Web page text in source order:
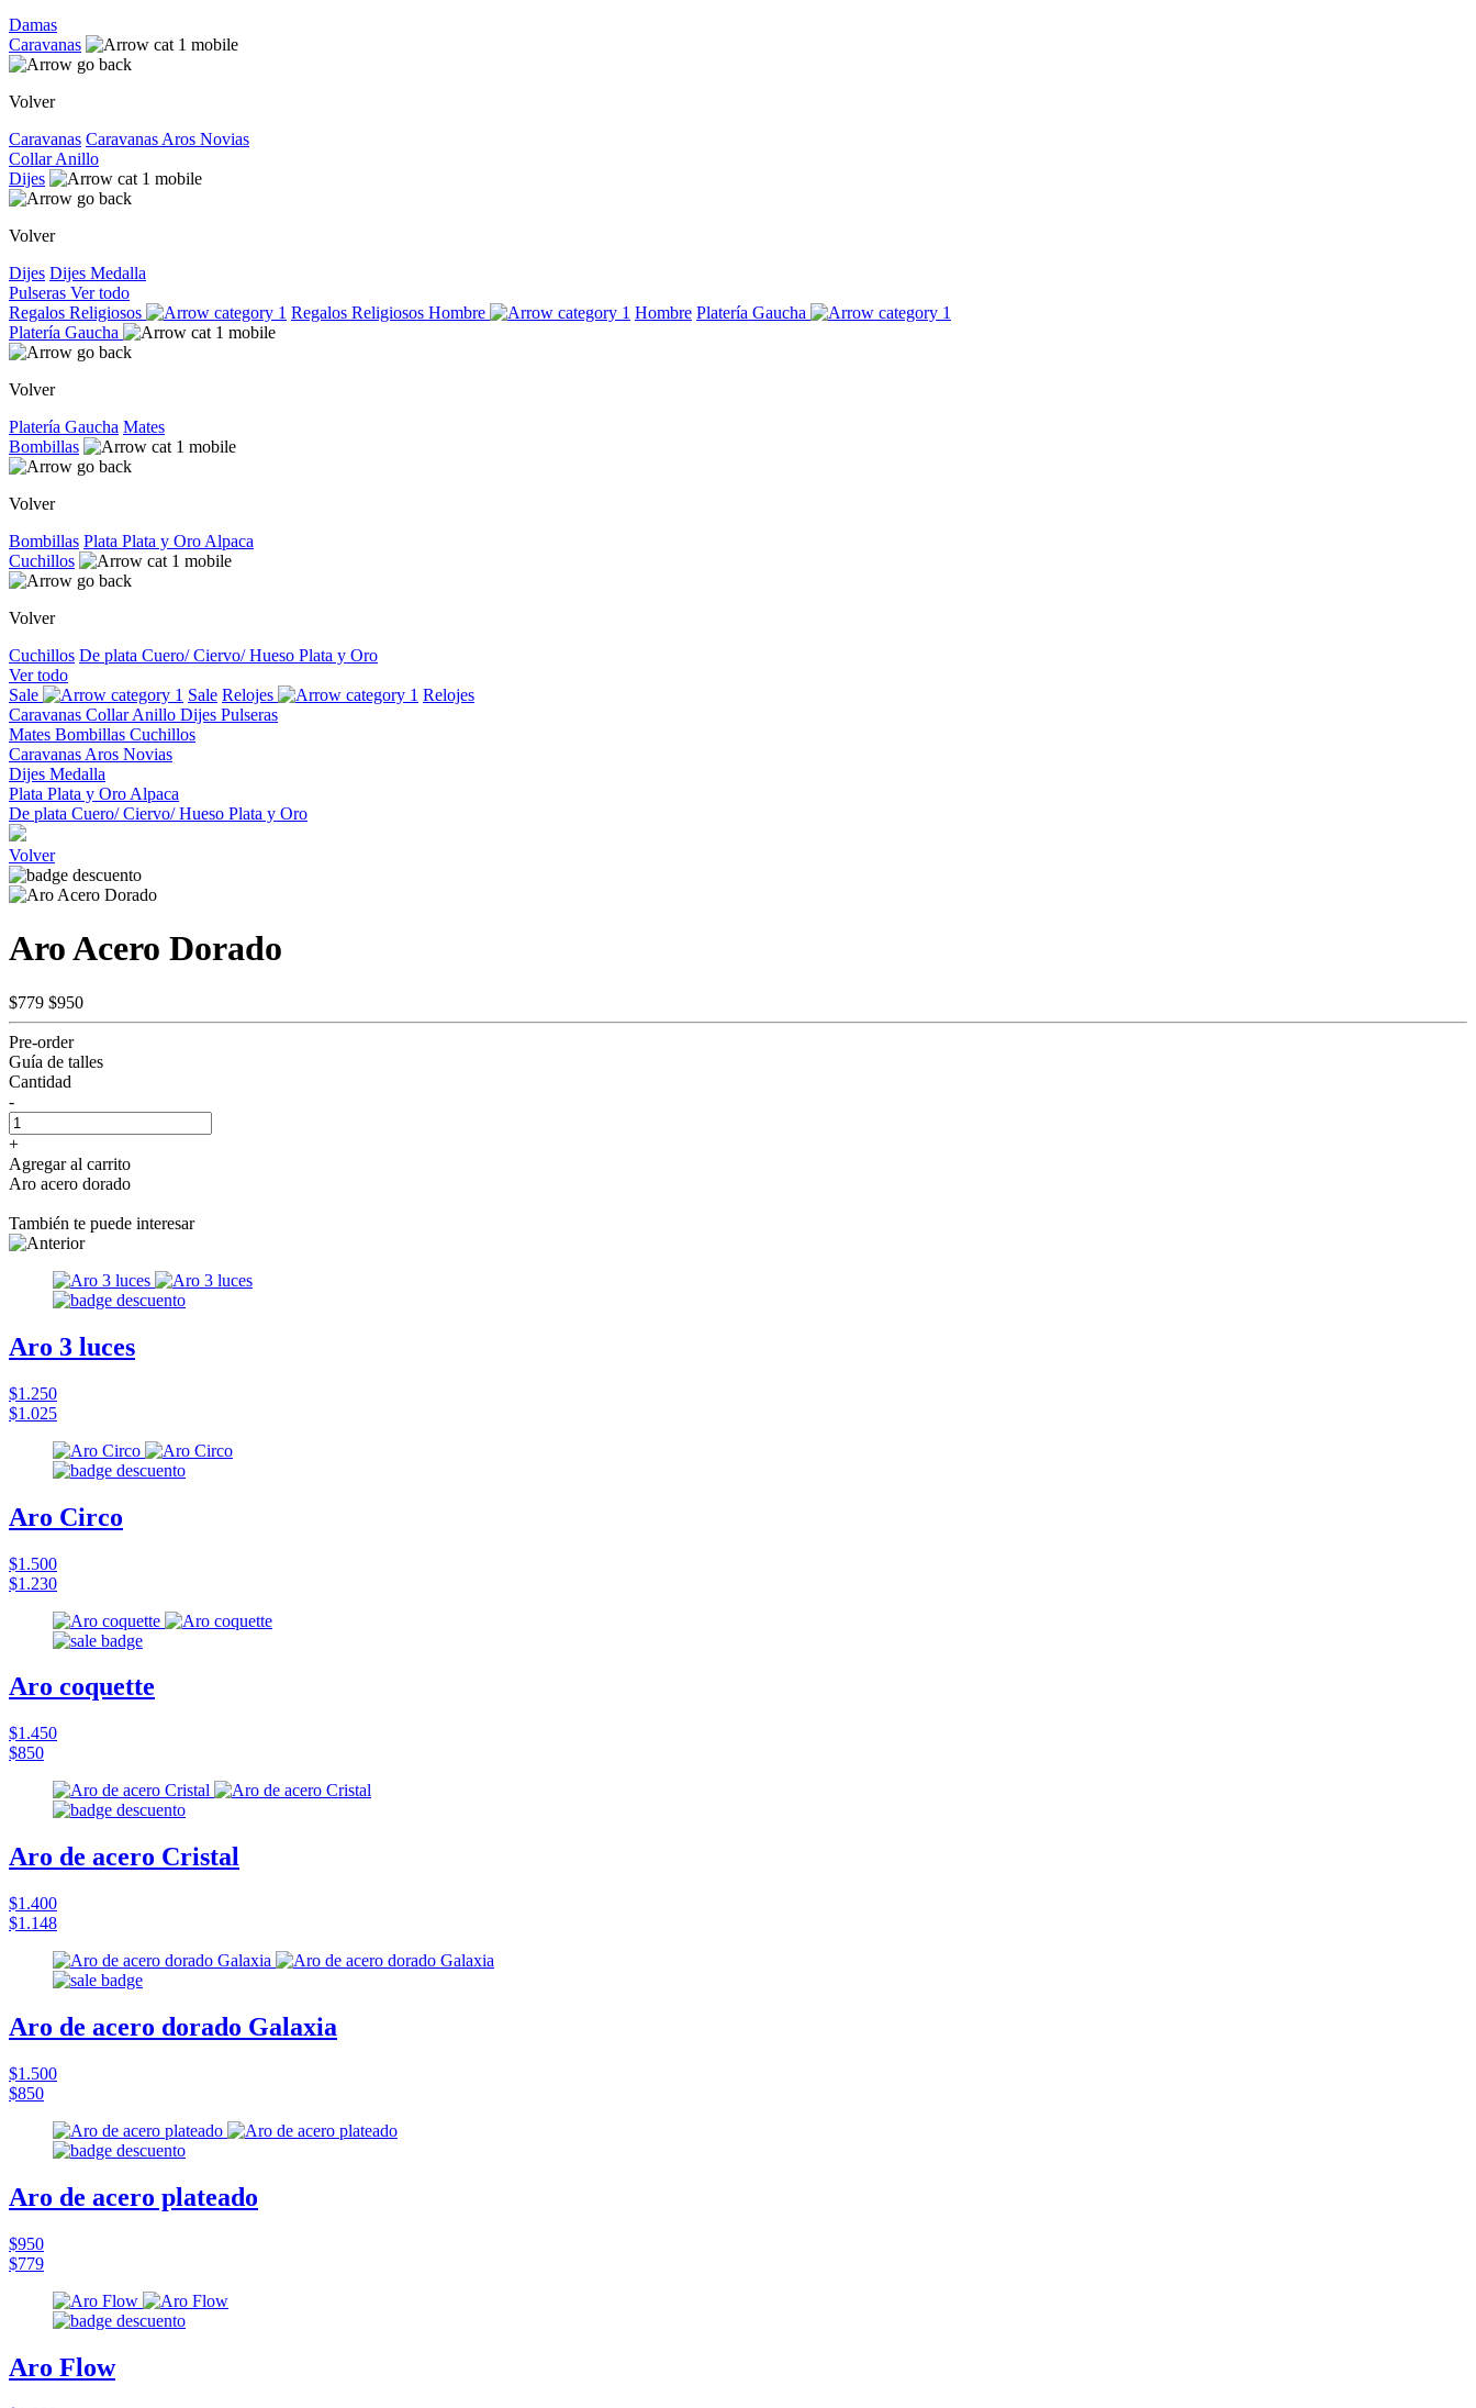
Damas
Caravanas
Volver
Caravanas Caravanas Aros Novias
CollarAnillo
Dijes
Volver
Dijes Dijes Medalla
Pulseras Ver todo
Regalos Religiosos
Regalos Religiosos Hombre Hombre Platería Gaucha
Platería Gaucha
Volver
Platería Gaucha Mates
Bombillas
Volver
Bombillas Plata Plata y Oro Alpaca
Cuchillos
Volver
Cuchillos De plata Cuero/ Ciervo/ Hueso Plata y Oro
Ver todo
Sale
Sale Relojes
Relojes
Caravanas CollarAnillo Dijes Pulseras
Mates Bombillas Cuchillos
Caravanas Aros Novias
Dijes Medalla
Plata Plata y Oro Alpaca
De plata Cuero/ Ciervo/ Hueso Plata y Oro
Volver
Aro Acero Dorado
$779 $950
Pre-order
Guía de talles
Cantidad
-
+
Agregar al carrito
Aro acero dorado
También te puede interesar
Aro 3 luces
$1.250
$1.025
Aro Circo
$1.500
$1.230
Aro coquette
$1.450
$850
Aro de acero Cristal
$1.400
$1.148
Aro de acero dorado Galaxia
$1.500
$850
Aro de acero plateado
$950
$779
Aro Flow